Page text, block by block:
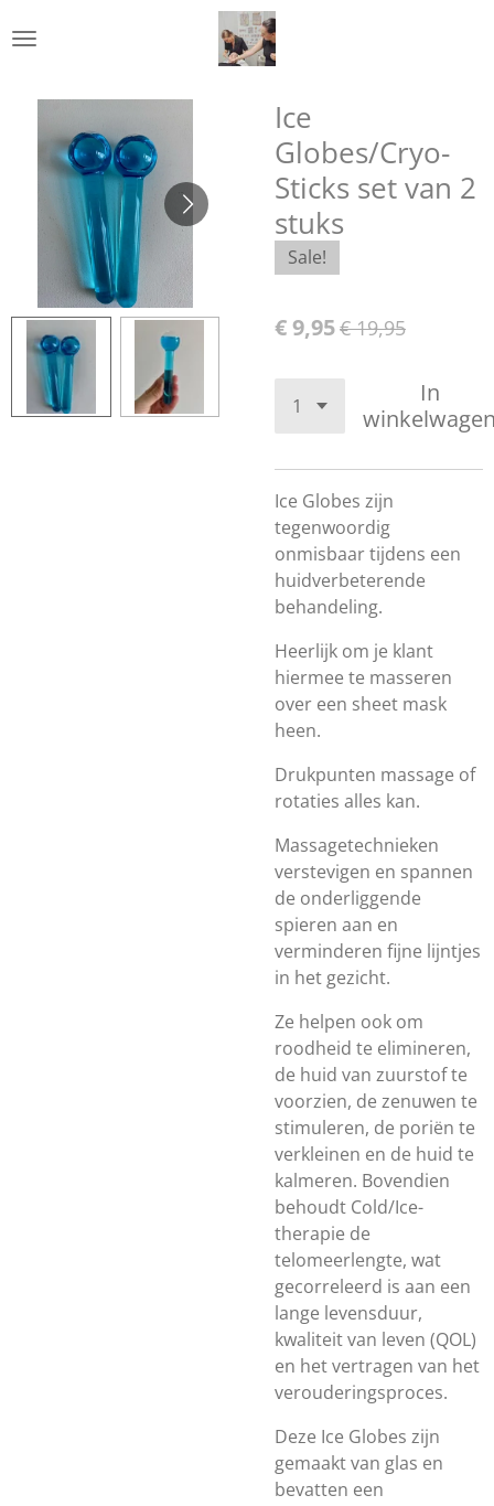
direct
hoofdinhoud
Ice
Globes/Cryo-
Sticks set van 2
stuks
Sale!
€ 9,95€ 19,95
In
Ice Globes zijn
tegenwoordig
onmisbaar tijdens een
huidverbeterende
behandeling.
Heerlijk om je klant
hiermee te masseren
over een sheet mask
heen.
Drukpunten massage of
rotaties alles kan.
Massagetechnieken
verstevigen en spannen
de onderliggende
spieren aan en
verminderen fijne lijntjes
in het gezicht.
Ze helpen ook om
roodheid te elimineren,
de huid van zuurstof te
voorzien, de zenuwen te
stimuleren, de poriën te
verkleinen en de huid te
kalmeren. Bovendien
behoudt Cold/Ice-
therapie de
telomeerlengte, wat
gecorreleerd is aan een
lange levensduur,
kwaliteit van leven (QOL)
en het vertragen van het
verouderingsproces.
Deze Ice Globes zijn
gemaakt van glas en
bevatten een